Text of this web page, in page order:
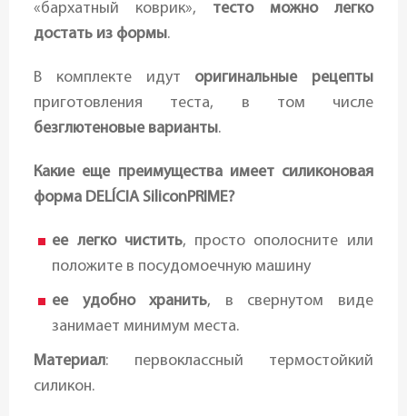
«бархатный коврик», тесто можно легко
достать из формы.
В комплекте идут оригинальные рецепты
приготовления теста, в том числе
безглютеновые варианты.
Какие еще преимущества имеет силиконовая
форма DELÍCIA SiliconPRIME?
ее легко чистить, просто ополосните или
положите в посудомоечную машину
ее удобно хранить, в свернутом виде
занимает минимум места.
Материал: первоклассный термостойкий
силикон.